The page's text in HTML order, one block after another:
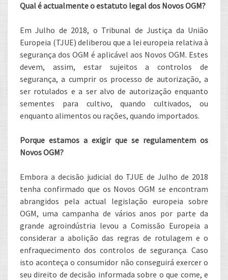
Qual é actualmente o estatuto legal dos Novos OGM?
Em Julho de 2018, o Tribunal de Justiça da União
Europeia (TJUE) deliberou que a lei europeia relativa à
segurança dos OGM é aplicável aos Novos OGM. Estes
devem, assim, estar sujeitos a controlos de
segurança, a cumprir os processo de autorização, a
ser rotulados e a ser alvo de autorização enquanto
sementes para cultivo, quando cultivados, ou
enquanto alimentos ou rações, quando importados.
Porque estamos a exigir que se regulamentem os
Novos OGM?
Embora a decisão judicial do TJUE de Julho de 2018
tenha confirmado que os Novos OGM se encontram
abrangidos pela actual legislação europeia sobre
OGM, uma campanha de vários anos por parte da
grande agroindústria levou a Comissão Europeia a
considerar a abolição das regras de rotulagem e o
enfraquecimento dos controlos de segurança. Caso
isto aconteça o consumidor não conseguirá exercer o
seu direito de decisão informada sobre o que come, e